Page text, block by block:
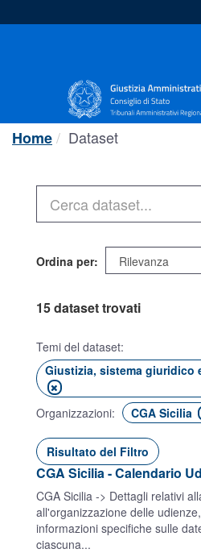
al
Home Dataset
Ordina per
15 dataset trovati
Temi del dataset:
Giustizia, sistema giuridico
Organizzazioni: CGA Sicilia
Risultato del Filtro
CGA Sicilia - Calendario
CGA Sicilia -> Dettagli relativi
all'organizzazione delle
informazioni specifiche sulle
ciascuna...